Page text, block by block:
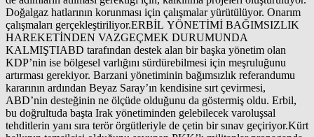
Doğalgaz hatlarının korunması için çalışmalar yürütülüyor. Onarım
çalışmaları gerçekleştiriliyor.ERBİL YÖNETİMİ BAĞIMSIZLIK
HAREKETİNDEN VAZGEÇMEK DURUMUNDA
KALMIŞTIABD tarafından destek alan bir başka yönetim olan
KDP’nin ise bölgesel varlığını sürdürebilmesi için meşruluğunu
artırması gerekiyor. Barzani yönetiminin bağımsızlık referandumu
kararının ardından Beyaz Saray’ın kendisine sırt çevirmesi,
ABD’nin desteğinin ne ölçüde olduğunu da göstermiş oldu. Erbil,
bu doğrultuda başta Irak yönetiminden gelebilecek varoluşsal
tehditlerin yanı sıra terör örgütleriyle de çetin bir sınav geçiriyor.Kürt